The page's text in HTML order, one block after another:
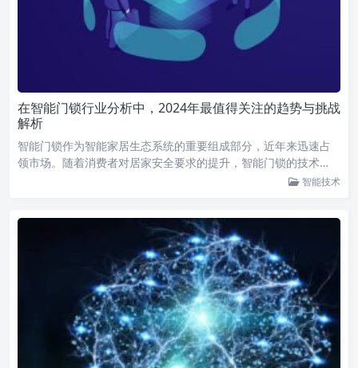
在智能门锁行业分析中，2024年最值得关注的趋势与挑战
解析
智能门锁作为智能家居生态系统的重要组成部分，近年来迅速占
领市场。随着消费者对居家安全要求的提升，智能门锁的技术…
智能技术